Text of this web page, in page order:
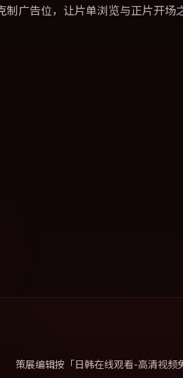
广告位，让片单浏览与正片开场
策展编辑按「日韩在线观看-高清视